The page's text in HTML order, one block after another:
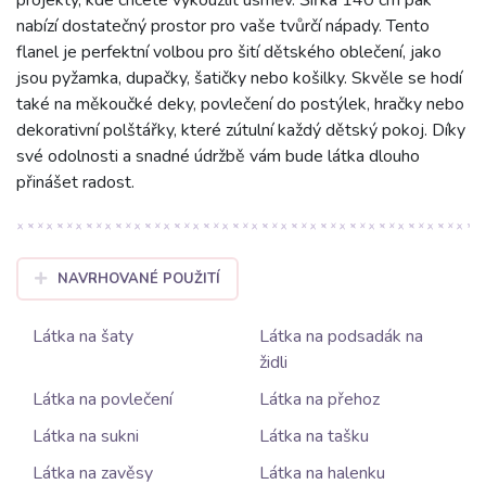
nabízí dostatečný prostor pro vaše tvůrčí nápady. Tento
flanel je perfektní volbou pro šití dětského oblečení, jako
jsou pyžamka, dupačky, šatičky nebo košilky. Skvěle se hodí
také na měkoučké deky, povlečení do postýlek, hračky nebo
dekorativní polštářky, které zútulní každý dětský pokoj. Díky
své odolnosti a snadné údržbě vám bude látka dlouho
přinášet radost.
NAVRHOVANÉ POUŽITÍ
Látka na šaty
Látka na podsadák na
židli
Látka na povlečení
Látka na přehoz
Látka na sukni
Látka na tašku
Látka na zavěsy
Látka na halenku